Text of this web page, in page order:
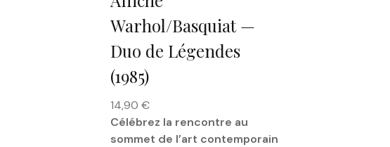
Warhol/Basquiat —
Duo de Légendes
(1985)
14,90 €
Célébrez la rencontre au
sommet de l’art contemporain